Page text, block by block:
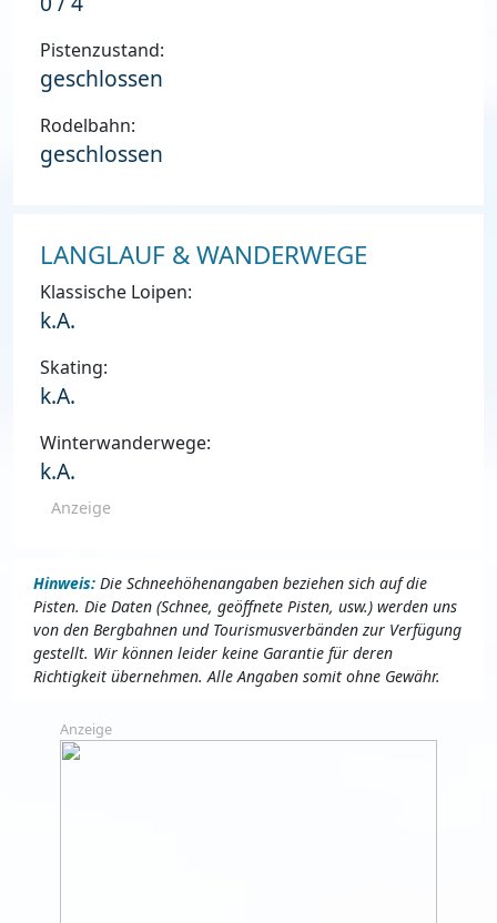
Pistenzustand:
geschlossen
Rodelbahn:
geschlossen
LANGLAUF & WANDERWEGE
Klassische Loipen:
k.A.
Skating:
k.A.
Winterwanderwege:
k.A.
Anzeige
Hinweis: Die Schneehöhenangaben beziehen sich auf die
Pisten. Die Daten (Schnee, geöffnete Pisten, usw.) werden uns
von den Bergbahnen und Tourismusverbänden zur Verfügung
gestellt. Wir können leider keine Garantie für deren
Richtigkeit übernehmen. Alle Angaben somit ohne Gewähr.
Anzeige